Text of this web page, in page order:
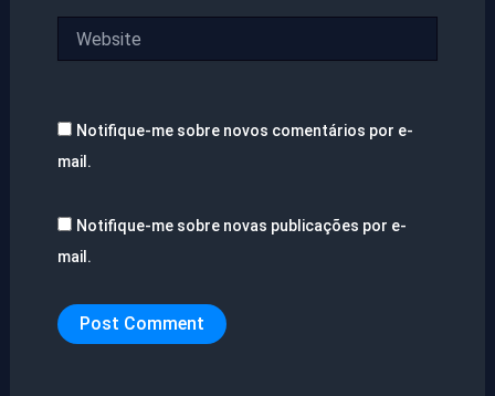
Notifique-me sobre novos comentários por e-
mail.
Notifique-me sobre novas publicações por e-
mail.